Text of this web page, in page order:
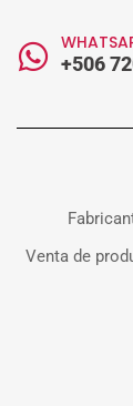
+506
Venta de